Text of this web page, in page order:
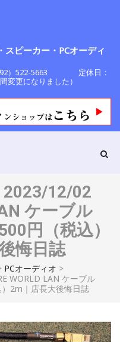
ピーカー・PCオーディ
092）522-5663 定休日：
変更になりました）
2023/12/02
ケーブル
円（税込）
悔日誌
PCオーディオ >
WORLD LAN ケーブル
2m｜店長大後悔日誌